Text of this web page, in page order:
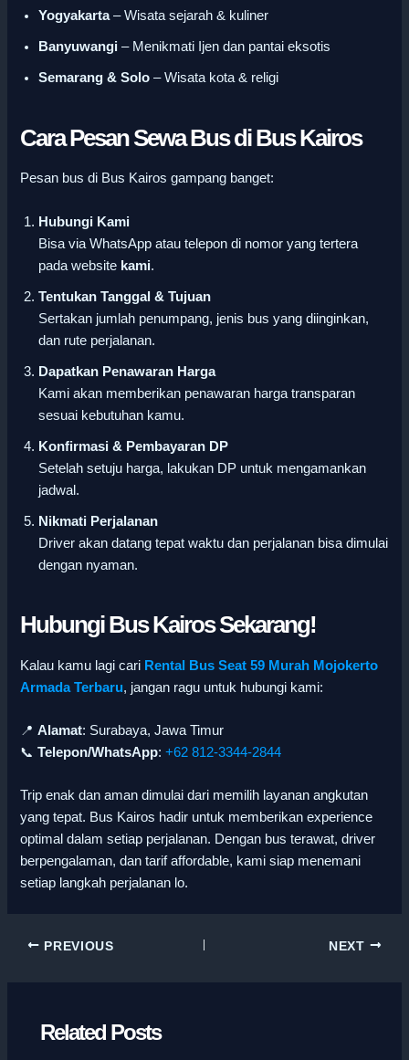
Yogyakarta– Wisata sejarah & kuliner
Banyuwangi – Menikmati Ijen dan pantai eksotis
Semarang & Solo – Wisata kota & religi
Cara Pesan Sewa Bus di Bus Kairos
Pesan bus di Bus Kairos gampang banget:
Hubungi Kami
Bisa via WhatsApp atau telepon di nomor yang tertera
pada website kami.
Tentukan Tanggal & Tujuan
Sertakan jumlah penumpang, jenis bus yang diinginkan,
dan rute perjalanan.
Dapatkan Penawaran Harga
Kami akan memberikan penawaran harga transparan
sesuai kebutuhan kamu.
Konfirmasi & Pembayaran DP
Setelah setuju harga, lakukan DP untuk mengamankan
jadwal.
Nikmati Perjalanan
Driver akan datang tepat waktu dan perjalanan bisa dimulai
dengan nyaman.
Hubungi Bus Kairos Sekarang!
Kalau kamu lagi cari Rental Bus Seat 59 Murah Mojokerto
Armada Terbaru, jangan ragu untuk hubungi kami:
📍Alamat: Surabaya, Jawa Timur
📞Telepon/WhatsApp:+62 812-3344-2844
Trip enak dan aman dimulai dari memilih layanan angkutan
yang tepat. Bus Kairos hadir untuk memberikan experience
optimal dalam setiap perjalanan. Dengan bus terawat, driver
berpengalaman, dan tarif affordable, kami siap menemani
setiap langkah perjalanan lo.
PREVIOUS NEXT
Related Posts